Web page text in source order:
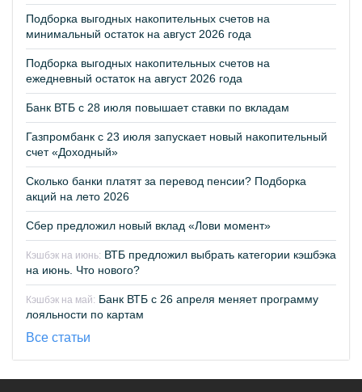
Подборка выгодных накопительных счетов на
минимальный остаток на август 2026 года
Подборка выгодных накопительных счетов на
ежедневный остаток на август 2026 года
Банк ВТБ с 28 июля повышает ставки по вкладам
Газпромбанк с 23 июля запускает новый накопительный
счет «Доходный»
Сколько банки платят за перевод пенсии? Подборка
акций на лето 2026
Сбер предложил новый вклад «Лови момент»
Кэшбэк на июнь: ВТБ предложил выбрать категории кэшбэка
на июнь. Что нового?
Кэшбэк на май: Банк ВТБ с 26 апреля меняет программу
лояльности по картам
Все статьи